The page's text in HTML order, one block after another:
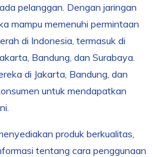
pelanggan. Dengan jaringan
mampu memenuhi permintaan
di Indonesia, termasuk di
Bandung, dan Surabaya.
di Jakarta, Bandung, dan
untuk mendapatkan
produk berkualitas,
tentang cara penggunaan